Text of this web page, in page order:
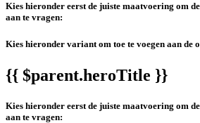
Kies hieronder eerst de juiste maatvoering om
aan te vragen:
Kies hieronder variant om toe te voegen aan de
{{ $parent.heroTitle }}
Kies hieronder eerst de juiste maatvoering om
aan te vragen: